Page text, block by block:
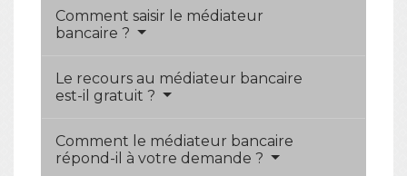
Comment saisir le médiateur
bancaire ?
Le recours au médiateur bancaire
est-il gratuit ?
Comment le médiateur bancaire
répond-il à votre demande ?